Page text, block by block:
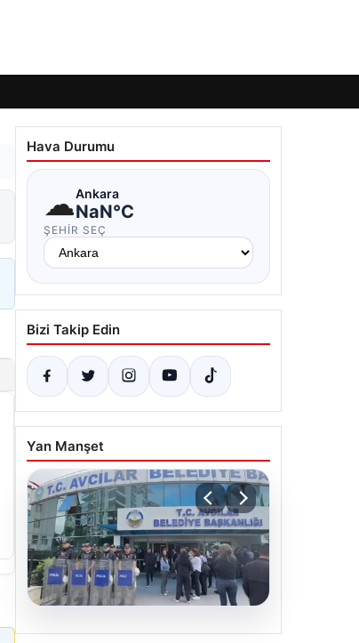
Hava Durumu
☁Ankara
NaN°C
ŞEHIR SEÇ
Bizi Takip Edin
Yan Manşet